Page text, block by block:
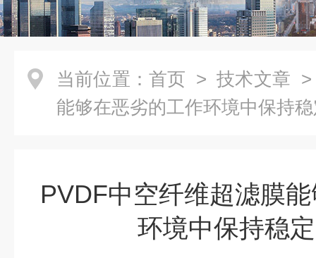
当前位置： 首页 > 技术文章
能够在恶劣的工作环境中保持
PVDF中空纤维超滤膜
环境中保持稳